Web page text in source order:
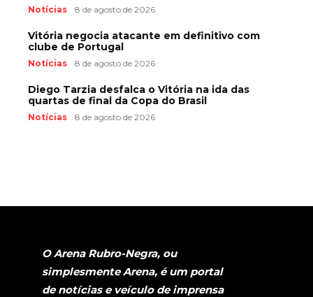
Notícias 8 de agosto de 2026
Vitória negocia atacante em definitivo com
clube de Portugal
Notícias 8 de agosto de 2026
Diego Tarzia desfalca o Vitória na ida das
quartas de final da Copa do Brasil
Notícias 8 de agosto de 2026
O Arena Rubro-Negra, ou
simplesmente Arena, é um portal
de notícias e veículo de imprensa